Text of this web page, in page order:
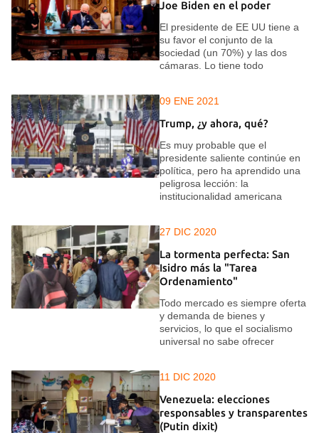
Joe Biden en el poder
El presidente de EE UU tiene a
su favor el conjunto de la
sociedad (un 70%) y las dos
cámaras. Lo tiene todo
09 ENE 2021
Trump, ¿y ahora, qué?
Es muy probable que el
presidente saliente continúe en
política, pero ha aprendido una
peligrosa lección: la
institucionalidad americana
27 DIC 2020
La tormenta perfecta: San
Isidro más la "Tarea
Ordenamiento"
Todo mercado es siempre oferta
y demanda de bienes y
servicios, lo que el socialismo
universal no sabe ofrecer
11 DIC 2020
Venezuela: elecciones
responsables y transparentes
(Putin dixit)